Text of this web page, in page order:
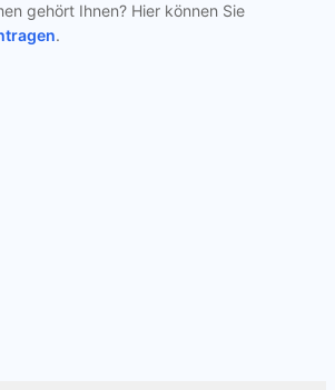
gehört Ihnen? Hier können Sie
.